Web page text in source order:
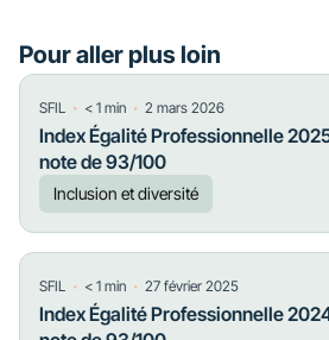
Pour aller plus loin
SFIL ・ < 1 min ・ 2 mars 2026
Index Égalité Professionnelle
note de 93/100
Inclusion et diversité
SFIL ・ < 1 min ・ 27 février 2025
Index Égalité Professionnelle